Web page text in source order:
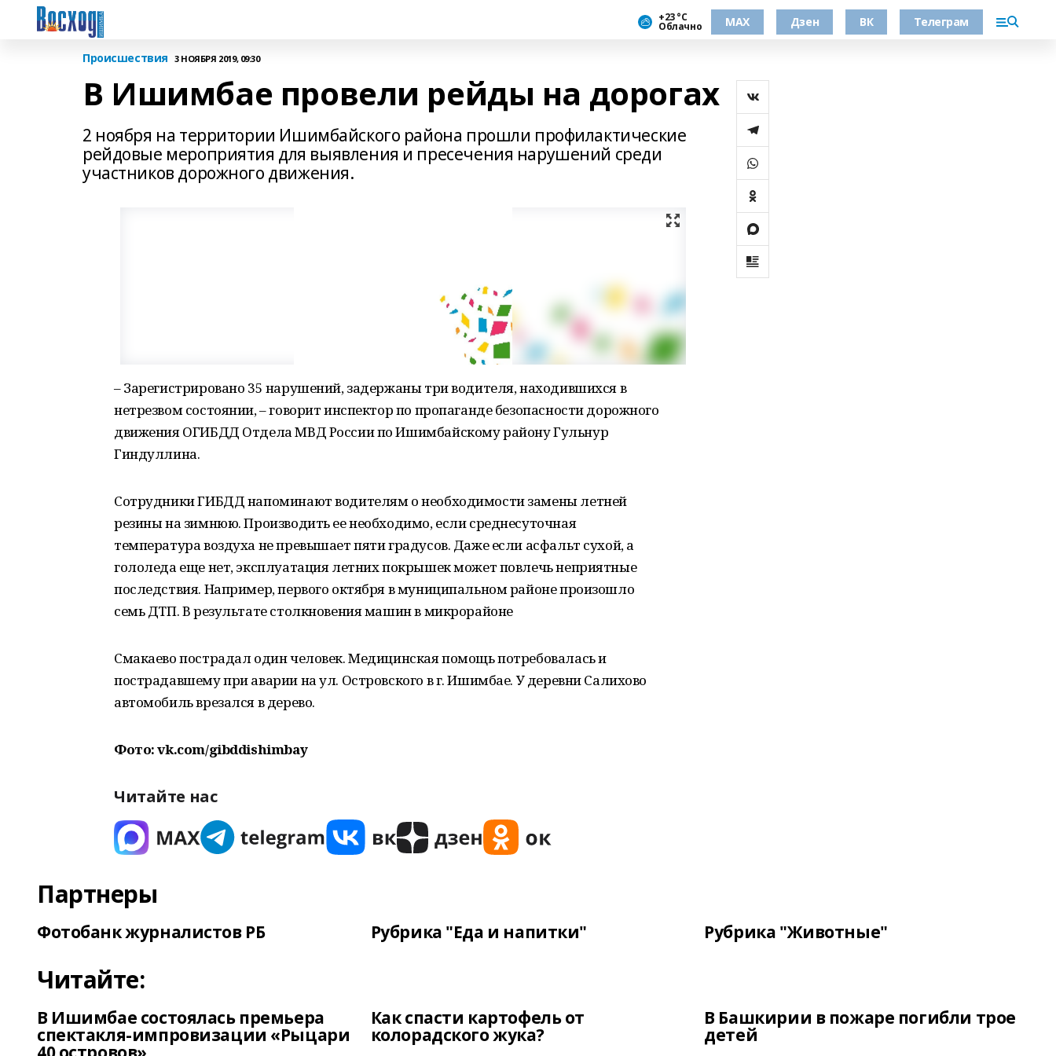
+23 °С
Облачно МАХ Дзен ВК Телеграм
Происшествия 3 НОЯБРЯ 2019, 09:30
В Ишимбае провели рейды на дорогах
2 ноября на территории Ишимбайского района прошли профилактические
рейдовые мероприятия для выявления и пресечения нарушений среди
участников дорожного движения.
– Зарегистрировано 35 нарушений, задержаны три водителя, находившихся в
нетрезвом состоянии, – говорит инспектор по пропаганде безопасности дорожного
движения ОГИБДД Отдела МВД России по Ишимбайскому району Гульнур
Гиндуллина.
Сотрудники ГИБДД напоминают водителям о необходимости замены летней
резины на зимнюю. Производить ее необходимо, если среднесуточная
температура воздуха не превышает пяти градусов. Даже если асфальт сухой, а
гололеда еще нет, эксплуатация летних покрышек может повлечь неприятные
последствия. Например, первого октября в муниципальном районе произошло
семь ДТП. В результате столкновения машин в микрорайоне
Смакаево пострадал один человек. Медицинская помощь потребовалась и
пострадавшему при аварии на ул. Островского в г. Ишимбае. У деревни Салихово
автомобиль врезался в дерево.
Фото: vk.com/gibddishimbay
Читайте нас
Партнеры
Фотобанк журналистов РБ Рубрика "Еда и напитки" Рубрика "Животные"
Читайте:
В Ишимбае состоялась премьера
спектакля-импровизации «Рыцари
Как спасти картофель от
колорадского жука?
В Башкирии в пожаре погибли трое
детей